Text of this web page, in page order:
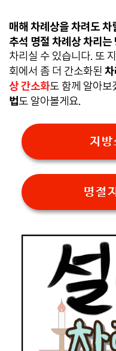
매해 차례상을 차려도
추석 명절 차례상 차리는
차리실 수 있습니다. 또
회에서 좀 더 간소화된
상 간소화도 함께 알아보
법도 알아볼게요.
지
명절